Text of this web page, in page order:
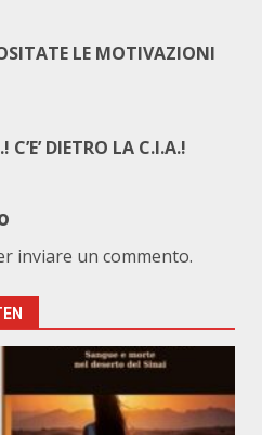
LE MOTIVAZIONI
C’E’ DIETRO LA C.I.A.!
inviare un commento.